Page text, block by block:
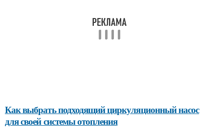
Как выбрать подходящий циркуляционный насос
для своей системы отопления